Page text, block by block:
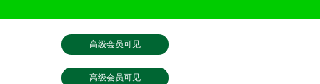
高级会员可见
高级会员可见